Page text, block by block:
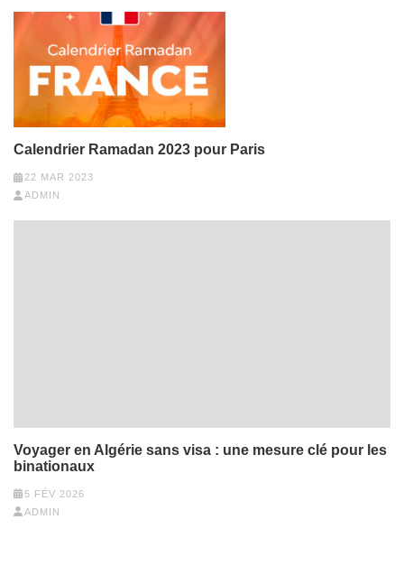
Calendrier Ramadan 2023 pour Paris
22 MAR 2023
ADMIN
Voyager en Algérie sans visa : une mesure clé pour les
binationaux
5 FÉV 2026
ADMIN